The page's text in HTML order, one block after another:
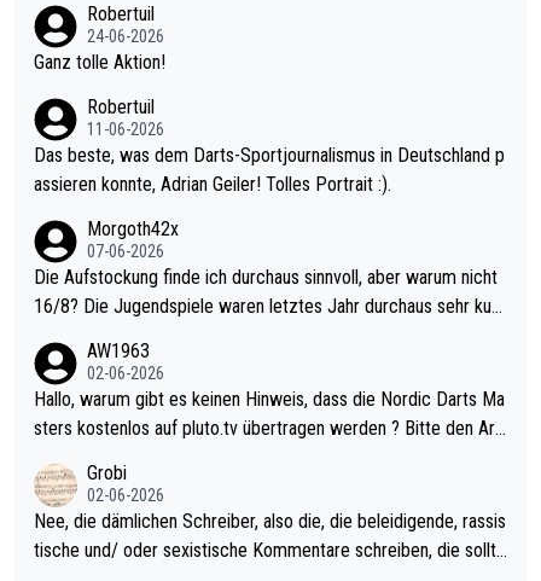
mal 40+ erst recht. Da gewinnst keinen Blumentopf - ist ja noc
h krasser wie ein Pokalspiel eines Kreisligisten vs einem Bund
Robertuil
24-06-2026
Ganz tolle Aktion!
Robertuil
11-06-2026
Das beste, was dem Darts-Sportjournalismus in Deutschland p
assieren konnte, Adrian Geiler! Tolles Portrait :).
Morgoth42x
07-06-2026
Die Aufstockung finde ich durchaus sinnvoll, aber warum nicht
16/8? Die Jugendspiele waren letztes Jahr durchaus sehr kurz
Allerdings ist Mitchell Lawrie als Nummer 1 der Welt eh qualifi
ziert. Somit ändert die automatische Qualifikation des Weltmei
sters erstmal nichts. Ich denke sie wollen damit für nächstes J
ohl wenig WDF Turniere spielen. Dies war bei Archie Self letzt
es Jahr der Fall. Er musste als amtierender Weltmeister durch
den Qualifier und ich glaube kaum, dass Mitchel sich das (in Ve
gas) antun würde, wenn er doch eigentlich die PDC-WM als Zi
AW1963
02-06-2026
Hallo, warum gibt es keinen Hinweis, dass die Nordic Darts Ma
sters kostenlos auf pluto.tv übertragen werden ? Bitte den Arti
Grobi
02-06-2026
Nee, die dämlichen Schreiber, also die, die beleidigende, rassis
tische und/ oder sexistische Kommentare schreiben, die sollte